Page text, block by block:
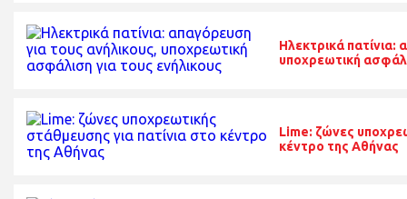
Ηλεκτρικά πατίνια:
υποχρεωτική
Lime: ζώνες
κέντρο της Αθήνας